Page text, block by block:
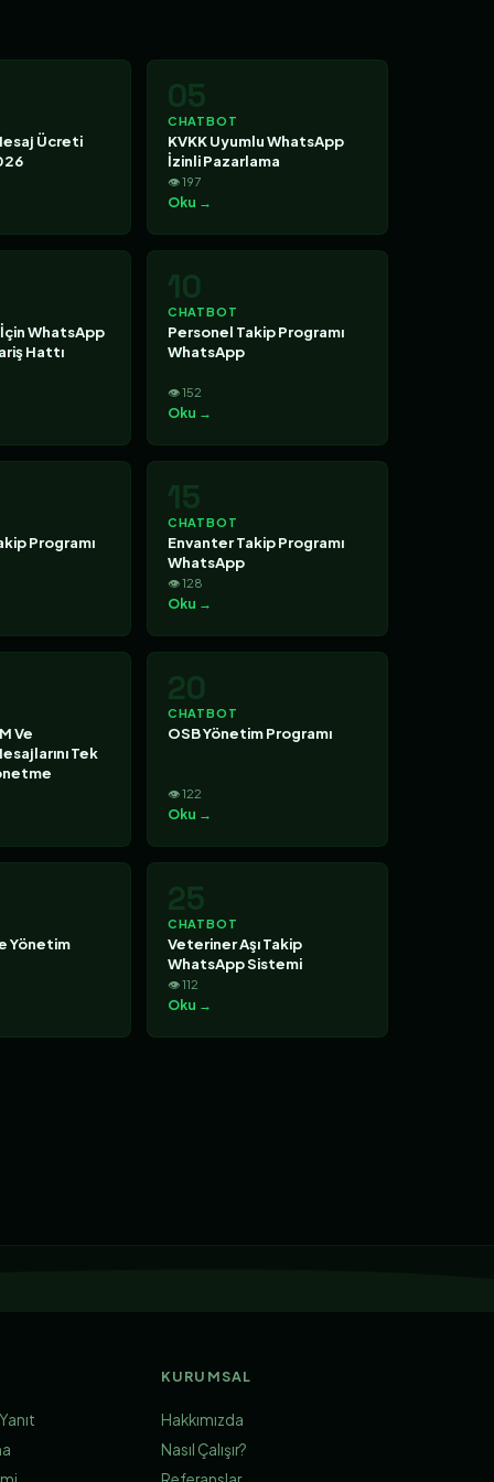
Ücreti
05
CHATBOT
KVKK Uyumlu WhatsApp
İzinli Pazarlama
👁 197
Oku →
WhatsApp
Hattı
10
CHATBOT
Personel Takip Programı
WhatsApp
👁 152
Oku →
Programı
15
CHATBOT
Envanter Takip Programı
WhatsApp
👁 128
Oku →
Ve
Tek
20
CHATBOT
OSB Yönetim Programı
👁 122
Oku →
Yönetim
25
CHATBOT
Veteriner Aşı Takip
WhatsApp Sistemi
👁 112
Oku →
KURUMSAL
Hakkımızda
Nasıl Çalışır?